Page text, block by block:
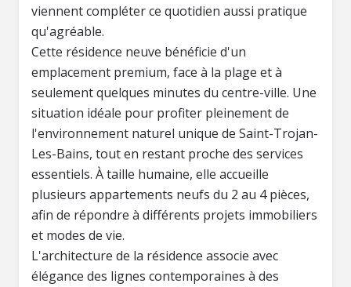
viennent compléter ce quotidien aussi pratique
qu'agréable.
Cette résidence neuve bénéficie d'un
emplacement premium, face à la plage et à
seulement quelques minutes du centre-ville. Une
situation idéale pour profiter pleinement de
l'environnement naturel unique de Saint-Trojan-
Les-Bains, tout en restant proche des services
essentiels. À taille humaine, elle accueille
plusieurs appartements neufs du 2 au 4 pièces,
afin de répondre à différents projets immobiliers
et modes de vie.
L'architecture de la résidence associe avec
élégance des lignes contemporaines à des